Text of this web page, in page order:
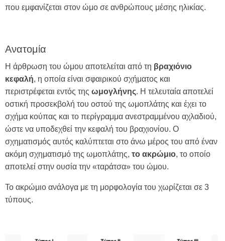
που εμφανίζεται στον ώμο σε ανθρώπους μέσης ηλικίας.
Ανατομία
Η άρθρωση του ώμου αποτελείται από τη βραχιόνιο
κεφαλή, η οποία είναι σφαιρικού σχήματος και
περιστρέφεται εντός της ωμογλήνης. Η τελευταία αποτελεί
οστική προσεκβολή του οστού της ωμοπλάτης και έχει το
σχήμα κούπας και το περίγραμμα ανεστραμμένου αχλαδιού,
ώστε να υποδεχθεί την κεφαλή του βραχιονίου. Ο
σχηματισμός αυτός καλύπτεται στο άνω μέρος του από έναν
ακόμη σχηματισμό της ωμοπλάτης, το ακρώμιο, το οποίο
αποτελεί στην ουσία την «ταράτσα» του ώμου.
Το ακρώμιο ανάλογα με τη μορφολογία του χωρίζεται σε 3
τύπους.